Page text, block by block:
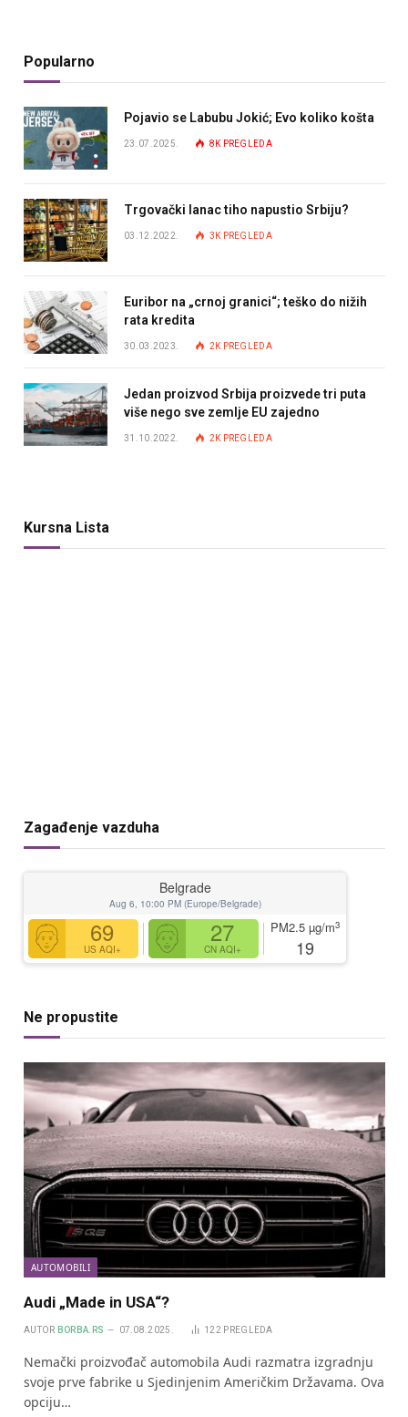
Popularno
Pojavio se Labubu Jokić; Evo koliko košta
23.07.2025. 8K PREGLEDA
Trgovački lanac tiho napustio Srbiju?
03.12.2022. 3K PREGLEDA
Euribor na „crnoj granici“; teško do nižih
rata kredita
30.03.2023. 2K PREGLEDA
Jedan proizvod Srbija proizvede tri puta
više nego sve zemlje EU zajedno
31.10.2022. 2K PREGLEDA
Kursna Lista
Zagađenje vazduha
Belgrade
Aug 6, 10:00 PM (Europe/Belgrade)
69
US AQI+
27
CN AQI+
PM2.5 µg/m3
19
Ne propustite
AUTOMOBILI
Audi „Made in USA“?
AUTOR BORBA.RS 07.08.2025. 122 PREGLEDA
Nemački proizvođač automobila Audi razmatra izgradnju
svoje prve fabrike u Sjedinjenim Američkim Državama. Ova
opciju…